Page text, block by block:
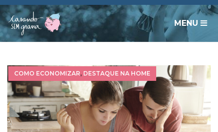
MENU
COMO ECONOMIZAR, DESTAQUE NA HOME